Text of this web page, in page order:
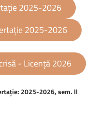
2025-2026
2025-2026
- Licență 2026
2025-2026, sem. II